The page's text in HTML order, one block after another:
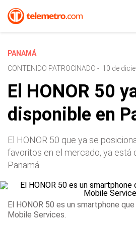
PANAMÁ
CONTENIDO PATROCINADO - 10 de
El HONOR 50
disponible en
El HONOR 50 que ya se
favoritos en el mercado, ya está
Panamá.
El HONOR 50 es un smartphone
Mobile Services.